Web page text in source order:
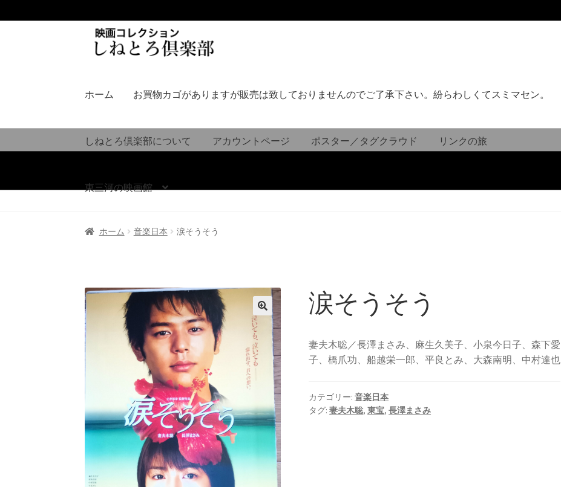
シ
へ
ス
ッ
ツ
キ
ッ
ホーム お買物カゴがありますが販売は致しておりませんのでご了承下さい。紛らわしくてスミマセン。
しねとろ倶楽部について アカウントページ ポスター／タグクラウド リンクの旅
東三河の映画館
ホーム 音楽日本 涙そうそう
涙そうそう
妻夫木聡／長澤まさみ、麻生久美子、小泉今日子、森下愛
子、橋爪功、船越栄一郎、平良とみ、大森南明、中村達也
カテゴリー:音楽日本
タグ:妻夫木聡,東宝,長澤まさみ